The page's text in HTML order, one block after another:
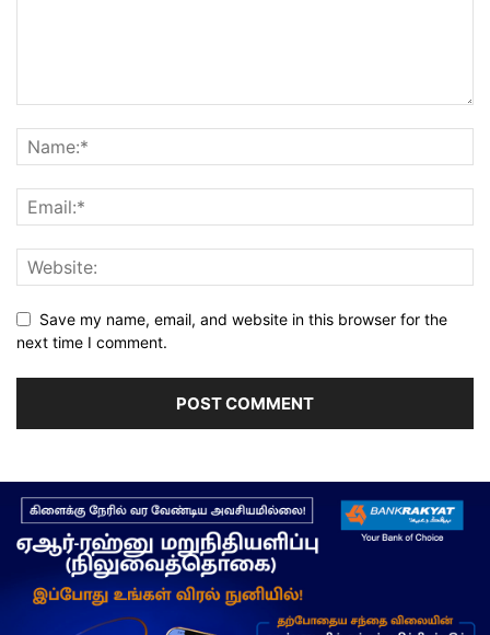
Save my name, email, and website in this browser for the
next time I comment.